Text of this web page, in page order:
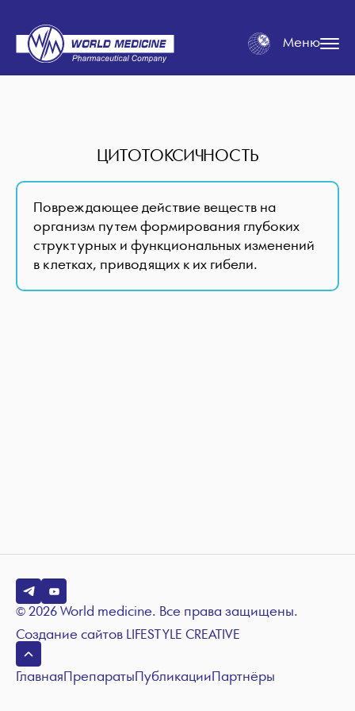
Меню
ЦИТОТОКСИЧНОСТЬ
Повреждающее действие веществ на
организм путем формирования глубоких
структурных и функциональных изменений
в клетках, приводящих к их гибели.
© 2026 World medicine. Все права защищены.
Создание сайтов LIFESTYLE CREATIVE
ГлавнаяПрепаратыПубликацииПартнёры